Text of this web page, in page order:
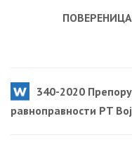
340-2020
рaвнoпрaвнoсти РT